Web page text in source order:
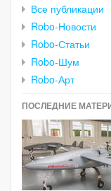
Все публикации
Robo-Новости
Robo-Статьи
Robo-Шум
Robo-Арт
ПОСЛЕДНИЕ